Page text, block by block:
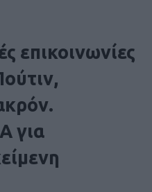
επικοινωνίες
για